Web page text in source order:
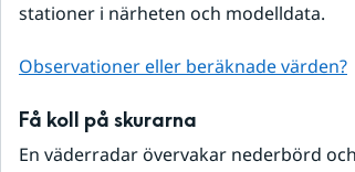
stationer i närheten och modelldata.
Observationer eller beräknade värden?
Få koll på skurarna
En väderradar övervakar nederbörd